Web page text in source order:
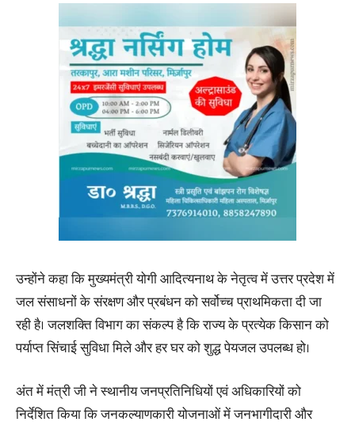
उन्होंने कहा कि मुख्यमंत्री योगी आदित्यनाथ के नेतृत्व में उत्तर प्रदेश में
जल संसाधनों के संरक्षण और प्रबंधन को सर्वोच्च प्राथमिकता दी जा
रही है। जलशक्ति विभाग का संकल्प है कि राज्य के प्रत्येक किसान को
पर्याप्त सिंचाई सुविधा मिले और हर घर को शुद्ध पेयजल उपलब्ध हो।
अंत में मंत्री जी ने स्थानीय जनप्रतिनिधियों एवं अधिकारियों को
निर्देशित किया कि जनकल्याणकारी योजनाओं में जनभागीदारी और